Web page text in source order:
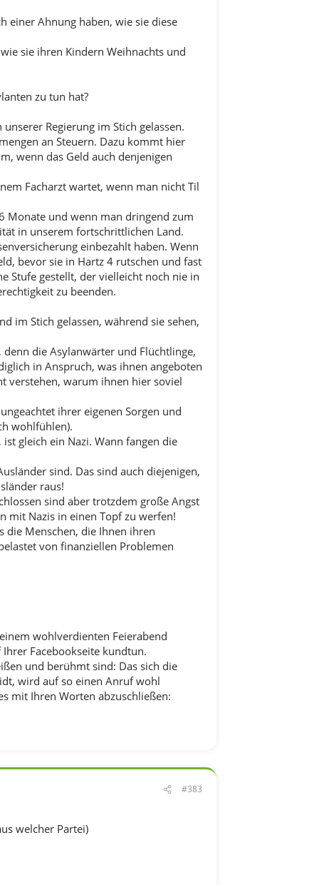
einer Ahnung haben, wie sie diese
sie ihren Kindern Weihnachts und
zu tun hat?
Regierung im Stich gelassen.
an Steuern. Dazu kommt hier
wenn das Geld auch denjenigen
Facharzt wartet, wenn man nicht Til
Monate und wenn man dringend zum
in unserem fortschrittlichen Land.
einbezahlt haben. Wenn
bevor sie in Hartz 4 rutschen und fast
Stufe gestellt, der vielleicht noch nie in
zu beenden.
im Stich gelassen, während sie sehen,
denn die Asylanwärter und Flüchtlinge,
in Anspruch, was ihnen angeboten
verstehen, warum ihnen hier soviel
ihrer eigenen Sorgen und
wohlfühlen).
gleich ein Nazi. Wann fangen die
sind. Das sind auch diejenigen,
raus!
sind aber trotzdem große Angst
mit Nazis in einen Topf zu werfen!
die Menschen, die Ihnen ihren
von finanziellen Problemen
wohlverdienten Feierabend
Facebookseite kundtun.
und berühmt sind: Das sich die
wird auf so einen Anruf wohl
mit Ihren Worten abzuschließen:
#383
welcher Partei)